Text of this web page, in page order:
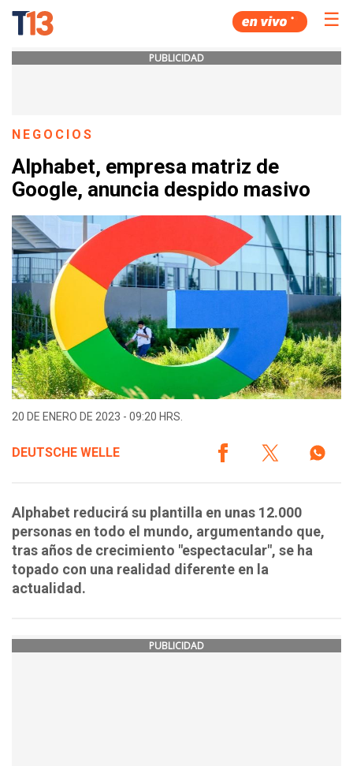
☰
PUBLICIDAD
NEGOCIOS
Alphabet, empresa matriz de
Google, anuncia despido masivo
20 DE ENERO DE 2023 - 09:20 HRS.
DEUTSCHE WELLE
Alphabet reducirá su plantilla en unas 12.000
personas en todo el mundo, argumentando que,
tras años de crecimiento "espectacular", se ha
topado con una realidad diferente en la
actualidad.
PUBLICIDAD